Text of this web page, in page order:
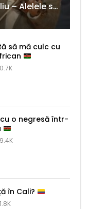
Iulia Mihai şi Taraf de Caliu – Alelele sălcioară (@#VedetaPopulară)
să mă culc cu
o negresă într-
în Cali?